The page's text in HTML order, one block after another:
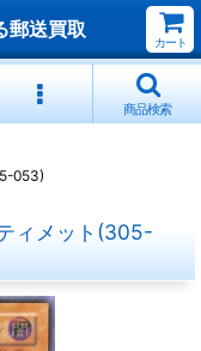
郵送買取
カート
商品検索
053)
ィメット(305-